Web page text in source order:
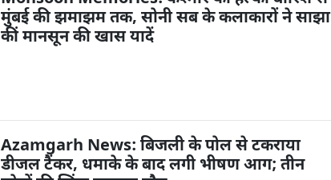
मुंबई की झमाझम तक, सोनी सब के कलाकारों ने साझा
कीं मानसून की खास यादें
Azamgarh News: बिजली के पोल से टकराया
डीजल टैंकर, धमाके के बाद लगी भीषण आग; तीन